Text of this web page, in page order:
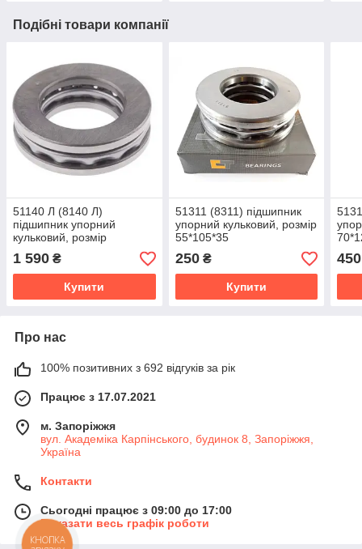
Подібні товари компанії
51140 Л (8140 Л)
підшипник упорний
кульковий, розмір
200*250*27
1 590 ₴
Купити
51311 (8311) підшипник
упорний кульковий, розмір
55*105*35
250₴
Купити
450
Про нас
100% позитивних з 692 відгуків за рік
Працює з 17.07.2021
м. Запоріжжя
вул. Академіка Карпінського, будинок 8, Запоріжжя,
Україна
Контакти
Сьогодні працює з 09:00 до 17:00
Показати весь графік роботи
КНОПКА